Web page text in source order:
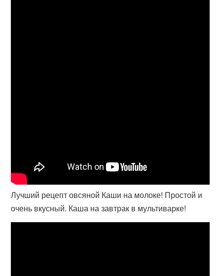
Лучший рецепт овсяной Каши на молоке! Простой и
очень вкусный. Каша на завтрак в мультиварке!